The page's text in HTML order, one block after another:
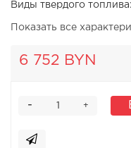
Виды твердого топлива:
Показать все
6 752 BYN
+
-